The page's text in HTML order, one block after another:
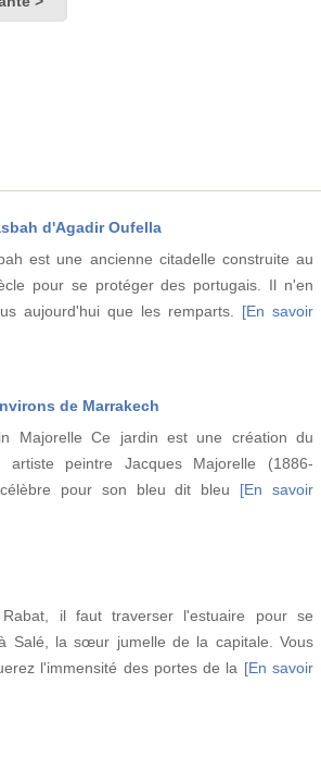
d'Agadir Oufella
est une ancienne citadelle construite au
pour se protéger des portugais. Il n'en
aujourd'hui que les remparts. [En savoir
de Marrakech
Majorelle Ce jardin est une création du
artiste peintre Jacques Majorelle (1886-
pour son bleu dit bleu [En savoir
Rabat, il faut traverser l'estuaire pour se
Salé, la sœur jumelle de la capitale. Vous
l'immensité des portes de la [En savoir